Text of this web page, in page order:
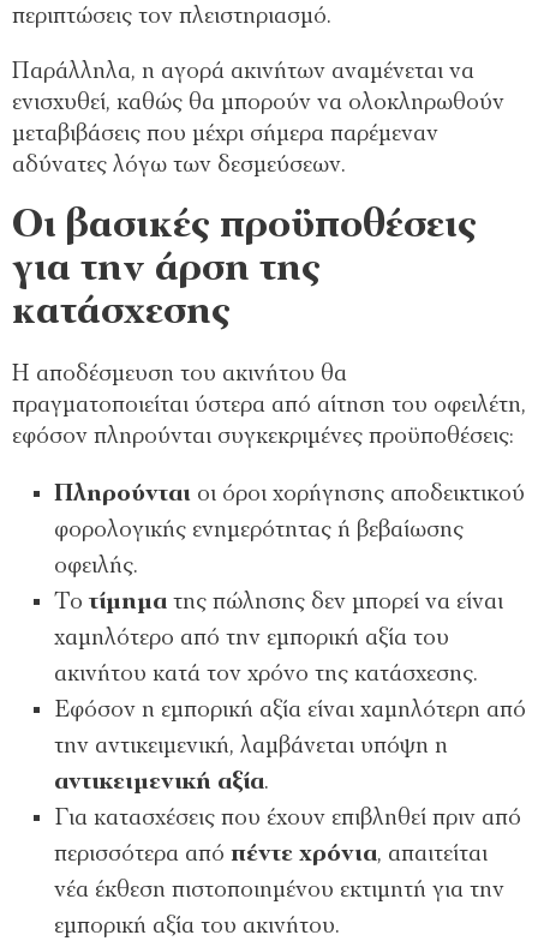
περιπτώσεις τον πλειστηριασμό.
Παράλληλα, η αγορά ακινήτων αναμένεται να
ενισχυθεί, καθώς θα μπορούν να ολοκληρωθούν
μεταβιβάσεις που μέχρι σήμερα παρέμεναν
αδύνατες λόγω των δεσμεύσεων.
Οι βασικές προϋποθέσεις
για την άρση της
κατάσχεσης
Η αποδέσμευση του ακινήτου θα
πραγματοποιείται ύστερα από αίτηση του οφειλέτη,
εφόσον πληρούνται συγκεκριμένες προϋποθέσεις:
Πληρούνται οι όροι χορήγησης αποδεικτικού
φορολογικής ενημερότητας ή βεβαίωσης
οφειλής.
Τοτίμημα της πώλησης δεν μπορεί να είναι
χαμηλότερο από την εμπορική αξία του
ακινήτου κατά τον χρόνο της κατάσχεσης.
Εφόσον η εμπορική αξία είναι χαμηλότερη από
την αντικειμενική, λαμβάνεται υπόψη η
αντικειμενική αξία.
Για κατασχέσεις που έχουν επιβληθεί πριν από
περισσότερα από πέντε χρόνια, απαιτείται
νέα έκθεση πιστοποιημένου εκτιμητή για την
εμπορική αξία του ακινήτου.